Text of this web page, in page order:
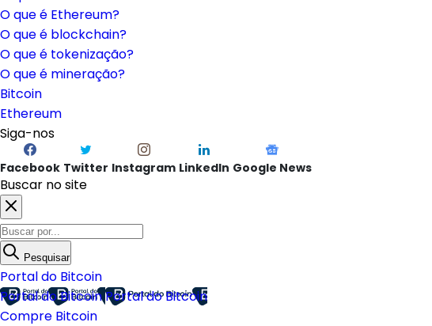
O que é Ethereum?
O que é blockchain?
O que é tokenização?
O que é mineração?
Bitcoin
Ethereum
Siga-nos
Facebook Twitter Instagram LinkedIn Google News
Buscar no site
Pesquisar
Portal do Bitcoin
Portal do BitcoinPortal do Bitcoin
Compre Bitcoin